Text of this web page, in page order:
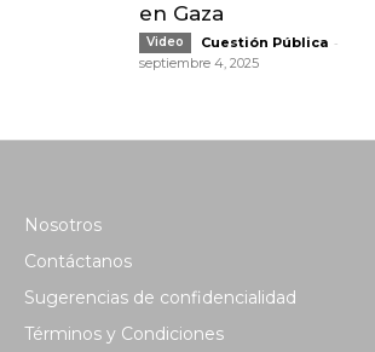
en Gaza
Video Cuestión Pública -
septiembre 4, 2025
Nosotros
Contáctanos
Sugerencias de confidencialidad
Términos y Condiciones